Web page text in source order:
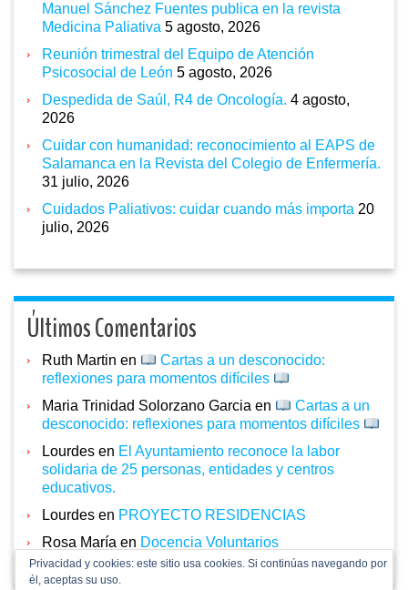
Manuel Sánchez Fuentes publica en la revista
Medicina Paliativa 5 agosto, 2026
Reunión trimestral del Equipo de Atención
Psicosocial de León 5 agosto, 2026
Despedida de Saúl, R4 de Oncología. 4 agosto,
2026
Cuidar con humanidad: reconocimiento al EAPS de
Salamanca en la Revista del Colegio de Enfermería.
31 julio, 2026
Cuidados Paliativos: cuidar cuando más importa 20
julio, 2026
Últimos Comentarios
Ruth Martin en
Cartas a un desconocido:
reflexiones para momentos difíciles
Maria Trinidad Solorzano Garcia en
Cartas a un
desconocido: reflexiones para momentos difíciles
Lourdes en El Ayuntamiento reconoce la labor
solidaria de 25 personas, entidades y centros
educativos.
Lourdes en PROYECTO RESIDENCIAS
Rosa María en Docencia Voluntarios
Privacidad y cookies: este sitio usa cookies. Si continúas navegando por
él, aceptas su uso.